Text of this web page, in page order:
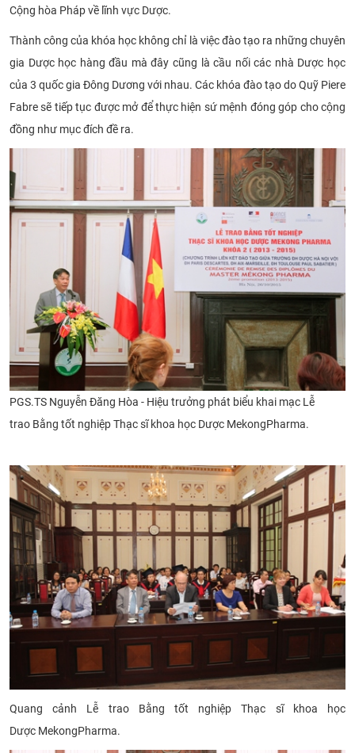
Cộng hòa Pháp về lĩnh vực Dược.
Thành công của khóa học không chỉ là việc đào tạo ra những chuyên
gia Dược học hàng đầu mà đây cũng là cầu nối các nhà Dược học
của 3 quốc gia Đông Dương với nhau. Các khóa đào tạo do Quỹ Piere
Fabre sẽ tiếp tục được mở để thực hiện sứ mệnh đóng góp cho cộng
đồng như mục đích đề ra.
PGS.TS Nguyễn Đăng Hòa - Hiệu trưởng phát biểu khai mạc Lễ
trao Bằng tốt nghiệp Thạc sĩ khoa học Dược MekongPharma.
Quang cảnh Lễ trao Bằng tốt nghiệp Thạc sĩ khoa học
Dược MekongPharma.​